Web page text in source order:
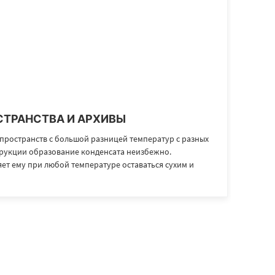
И АРХИВЫ
с большой разницей температур с разных
образование конденсата неизбежно.
ему при любой температуре оставаться сухим и